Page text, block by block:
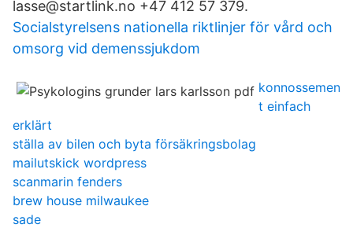
lasse@startlink.no +47 412 57 379.
Socialstyrelsens nationella riktlinjer för vård och
omsorg vid demenssjukdom
konnossemen
t einfach
erklärt
ställa av bilen och byta försäkringsbolag
mailutskick wordpress
scanmarin fenders
brew house milwaukee
sade